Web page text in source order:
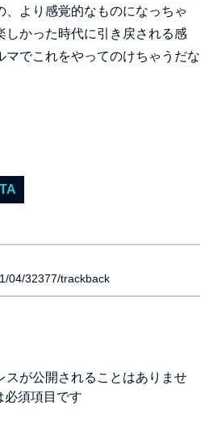
、より感覚的なものになっちゃ
しかった時代に引き戻される感
マでこれをやってのけちゃうだな
04/32377/trackback
スが公開されることはありませ
必須項目です